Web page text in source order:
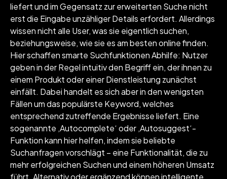
liefert und im Gegensatz zur erweiterten Suche nicht
erst die Eingabe unzähliger Details erfordert. Allerdings
wissen nicht alle User, was sie eigentlich suchen,
beziehungsweise, wie sie es am besten online finden.
Hier schaffen smarte Suchfunktionen Abhilfe: Nutzer
geben in der Regel intuitiv den Begriff ein, der ihnen zu
einem Produkt oder einer Dienstleistung zunächst
einfällt. Dabei handelt es sich aber in den wenigsten
Fällen um das populärste Keyword, welches
entsprechend zutreffende Ergebnisse liefert. Eine
sogenannte ‚Autocomplete‘ oder ‚Autosuggest‘-
Funktion kann hier helfen, indem sie beliebte
Suchanfragen vorschlägt – eine Funktionalität, die zu
mehr erfolgreichen Suchen und einem höheren Umsatz
führt. Alternativ oder ergänzend können intelligente